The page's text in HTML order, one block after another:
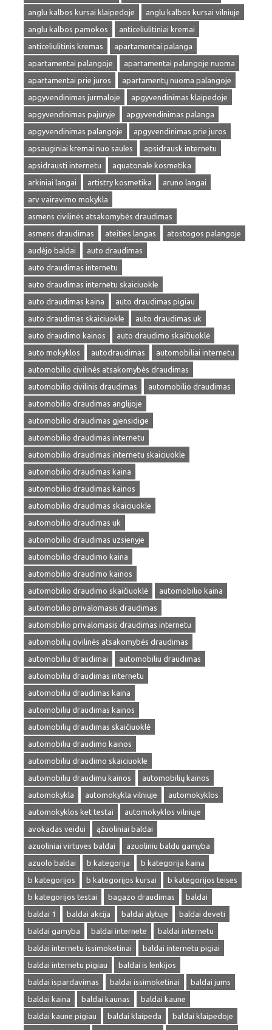
anglu kalbos kursai klaipedoje
anglu kalbos kursai vilniuje
anglu kalbos pamokos
anticeliulitiniai kremai
anticeliulitinis kremas
apartamentai palanga
apartamentai palangoje
apartamentai palangoje nuoma
apartamentai prie juros
apartamentų nuoma palangoje
apgyvendinimas jurmaloje
apgyvendinimas klaipedoje
apgyvendinimas pajuryje
apgyvendinimas palanga
apgyvendinimas palangoje
apgyvendinimas prie juros
apsauginiai kremai nuo saules
apsidrausk internetu
apsidrausti internetu
aquatonale kosmetika
arkiniai langai
artistry kosmetika
aruno langai
arv vairavimo mokykla
asmens civilinės atsakomybės draudimas
asmens draudimas
ateities langas
atostogos palangoje
audėjo baldai
auto draudimas
auto draudimas internetu
auto draudimas internetu skaiciuokle
auto draudimas kaina
auto draudimas pigiau
auto draudimas skaiciuokle
auto draudimas uk
auto draudimo kainos
auto draudimo skaičiuoklė
auto mokyklos
autodraudimas
automobiliai internetu
automobilio civilinės atsakomybės draudimas
automobilio civilinis draudimas
automobilio draudimas
automobilio draudimas anglijoje
automobilio draudimas gjensidige
automobilio draudimas internetu
automobilio draudimas internetu skaiciuokle
automobilio draudimas kaina
automobilio draudimas kainos
automobilio draudimas skaiciuokle
automobilio draudimas uk
automobilio draudimas uzsienyje
automobilio draudimo kaina
automobilio draudimo kainos
automobilio draudimo skaičiuoklė
automobilio kaina
automobilio privalomasis draudimas
automobilio privalomasis draudimas internetu
automobilių civilinės atsakomybės draudimas
automobiliu draudimai
automobiliu draudimas
automobiliu draudimas internetu
automobiliu draudimas kaina
automobiliu draudimas kainos
automobilių draudimas skaičiuoklė
automobiliu draudimo kainos
automobiliu draudimo skaiciuokle
automobiliu draudimu kainos
automobilių kainos
automokykla
automokykla vilniuje
automokyklos
automokyklos ket testai
automokyklos vilniuje
avokadas veidui
ąžuoliniai baldai
azuoliniai virtuves baldai
azuoliniu baldu gamyba
azuolo baldai
b kategorija
b kategorija kaina
b kategorijos
b kategorijos kursai
b kategorijos teises
b kategorijos testai
bagazo draudimas
baldai
baldai 1
baldai akcija baldai alytuje
baldai deveti
baldai gamyba
baldai internete
baldai internetu
baldai internetu issimoketinai
baldai internetu pigiai
baldai internetu pigiau
baldai is lenkijos
baldai ispardavimas
baldai issimoketinai
baldai jums
baldai kaina
baldai kaunas
baldai kaune
baldai kaune pigiau
baldai klaipeda
baldai klaipedoje